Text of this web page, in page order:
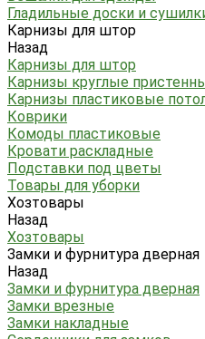
Гладильные доски и
Карнизы для штор
Назад
Карнизы для штор
Карнизы круглые
Карнизы пластиковые
Коврики
Комоды пластиковые
Кровати раскладные
Подставки под цветы
Товары для уборки
Хозтовары
Назад
Хозтовары
Замки и фурнитура дверная
Назад
Замки и фурнитура дверная
Замки врезные
Замки накладные